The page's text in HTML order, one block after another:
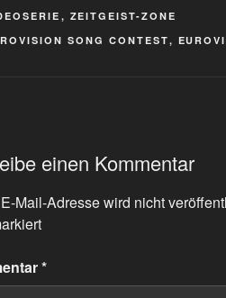
, ZEITGEIST-ZONE
SONG CONTEST,
einen Kommentar
Mail-Adresse wird nicht
*